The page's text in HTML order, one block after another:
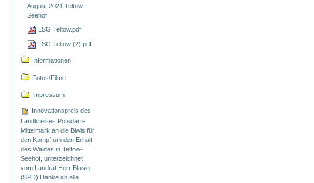
August 2021 Teltow-
Seehof
LSG Teltow.pdf
LSG Teltow (2).pdf
Informationen
Fotos/Filme
Impressum
Innovationspreis des
Landkreises Potsdam-
Mittelmark an die Biwis für
den Kampf um den Erhalt
des Waldes in Teltow-
Seehof, unterzeichnet
vom Landrat Herr Blasig
(SPD) Danke an alle